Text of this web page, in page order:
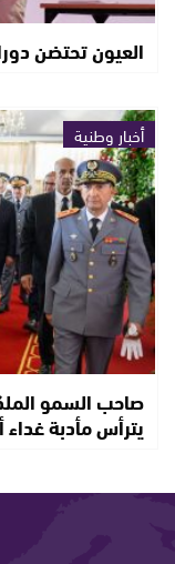
العيون تحتضن
أخبار وطنية
صاحب السمو
يترأس مأدبة